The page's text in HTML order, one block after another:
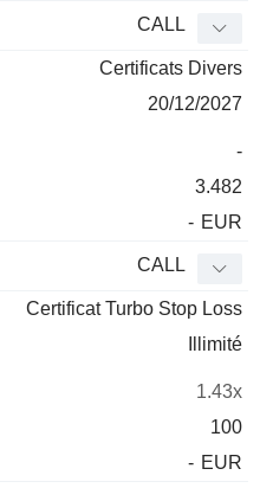
CALL
Certificats Divers
20/12/2027
-
3.482
- EUR
CALL
Certificat Turbo Stop Loss
Illimité
1.43x
100
- EUR